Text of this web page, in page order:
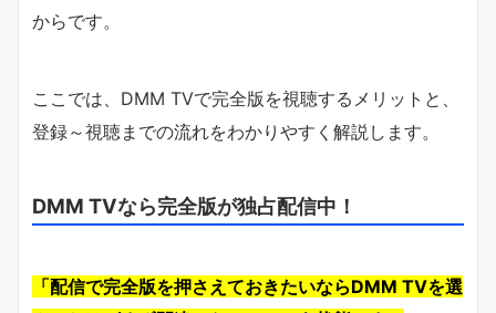
からです。
ここでは、DMM TVで完全版を視聴するメリットと、
登録～視聴までの流れをわかりやすく解説します。
DMM TVなら完全版が独占配信中！
「配信で完全版を押さえておきたいならDMM TVを選